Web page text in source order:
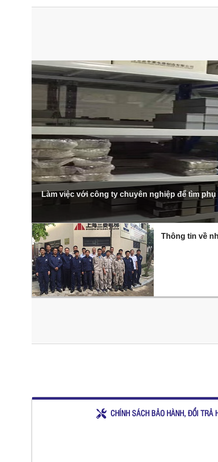
Làm việc với công ty chuyên nghiệp để tìm
Thông tin về
CHÍNH SÁCH BẢO HÀNH, ĐỔI TRẢ